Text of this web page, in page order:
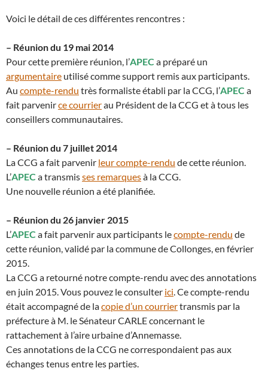
Voici le détail de ces différentes rencontres :
– Réunion du 19 mai 2014
Pour cette première réunion, l’APEC a préparé un
argumentaire utilisé comme support remis aux participants.
Au compte-rendu très formaliste établi par la CCG, l’APEC a
fait parvenirce courrierau Président de la CCG et à tous les
conseillers communautaires.
– Réunion du 7 juillet 2014
La CCG a fait parvenir leur compte-rendu de cette réunion.
L’APEC a transmisses remarquesà la CCG.
Une nouvelle réunion a été planifiée.
– Réunion du 26 janvier 2015
L’APEC a fait parvenir aux participants lecompte-rendu de
cette réunion, validé par la commune de Collonges, en février
2015.
La CCG a retourné notre compte-rendu avec des annotations
en juin 2015. Vous pouvez le consulter ici . Ce compte-rendu
était accompagné de lacopie d’un courriertransmis par la
préfecture à M. le Sénateur CARLE concernant le
rattachement à l’aire urbaine d’Annemasse.
Ces annotations de la CCG ne correspondaient pas aux
échanges tenus entre les parties.